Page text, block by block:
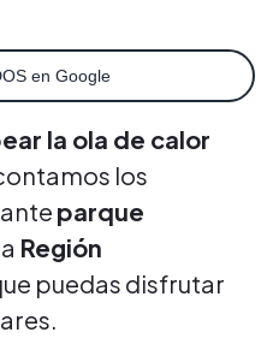
en Google
la ola de calor
los
parque
Región
puedas disfrutar